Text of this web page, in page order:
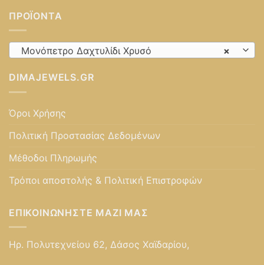
ΠΡΟΪΌΝΤΑ
×
Μονόπετρο Δαχτυλίδι Χρυσό
DIMAJEWELS.GR
Όροι Χρήσης
Πολιτική Προστασίας Δεδομένων
Μέθοδοι Πληρωμής
Τρόποι αποστολής & Πολιτική Επιστροφών
ΕΠΙΚΟΙΝΩΝΉΣΤΕ ΜΑΖΊ ΜΑΣ
Ηρ. Πολυτεχνείου 62, Δάσος Χαϊδαρίου,